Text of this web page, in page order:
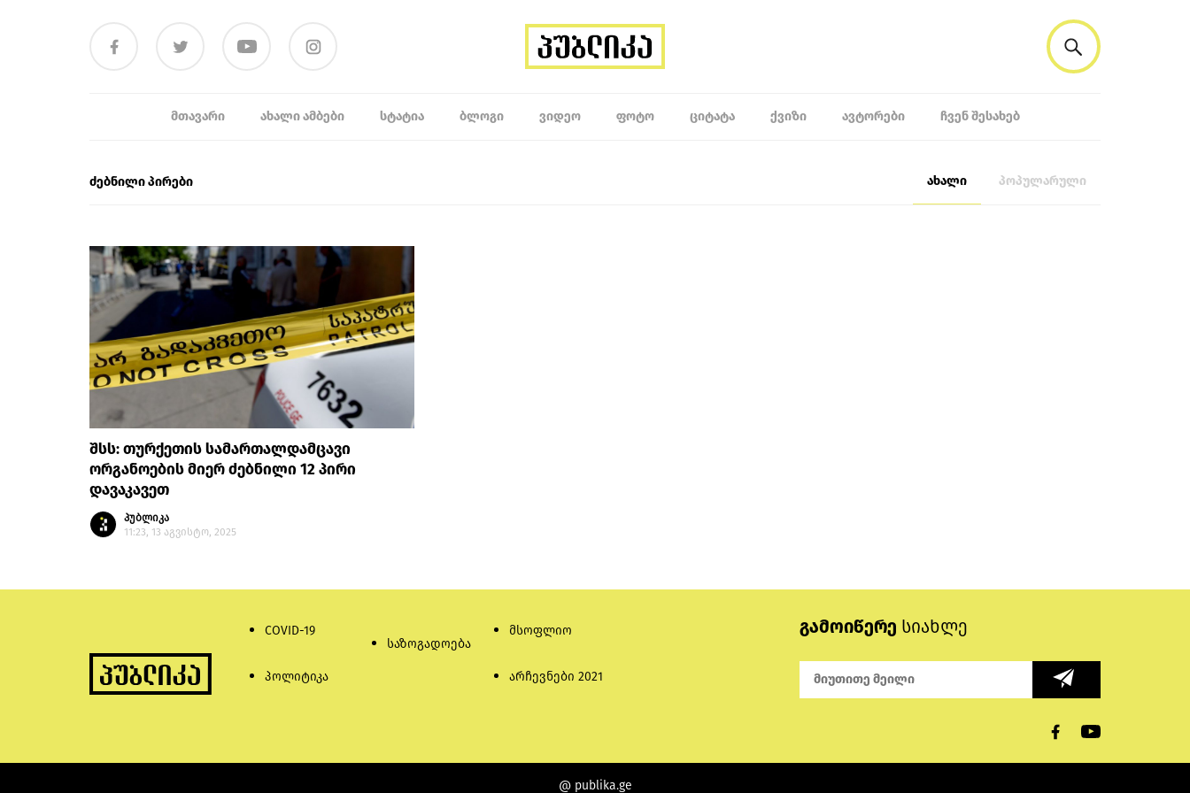
ᲛᲗᲐᲕᲐᲠᲘ ᲐᲮᲐᲚᲘ ᲐᲛᲑᲔᲑᲘ ᲡᲢᲐᲢᲘᲐ ᲑᲚᲝᲒᲘ ᲕᲘᲓᲔᲝ ᲤᲝᲢᲝ ᲪᲘᲢᲐᲢᲐ ᲥᲕᲘᲖᲘ ᲐᲕᲢᲝᲠᲔᲑᲘ ᲩᲕᲔᲜ ᲨᲔᲡᲐᲮᲔᲑ
ძებნილი პირები ახალი პოპულარული
შსს: თურქეთის სამართალდამცავი
ორგანოების მიერ ძებნილი 12 პირი
დავაკავეთ
პუბლიკა
11:23, 13 აგვისტო, 2025
COVID-19
პოლიტიკა
საზოგადოება
მსოფლიო
არჩევნები 2021
გამოიწერე სიახლე
@ publika.ge